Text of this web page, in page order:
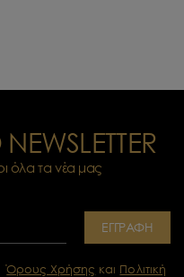
όλα τα νέα μας
ΕΓΓΡΑΦΗ
Όρους Χρήσης και Πολιτική